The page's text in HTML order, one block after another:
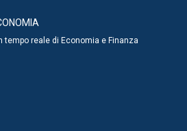
tempo reale di Economia e Finanza